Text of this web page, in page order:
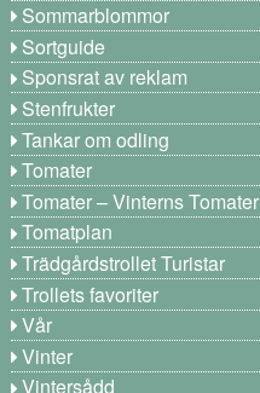
Sommarblommor
Sortguide
Sponsrat av reklam
Stenfrukter
Tankar om odling
Tomater
Tomater – Vinterns Tomater
Tomatplan
Trädgårdstrollet Turistar
Trollets favoriter
Vår
Vinter
Vintersådd